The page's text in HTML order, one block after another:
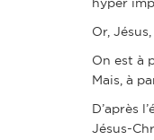
hyper
Or,
On est à
Mais, à
D’après
Jésus-